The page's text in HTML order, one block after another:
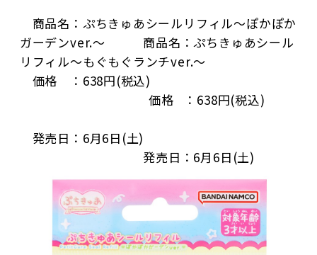
商品名：ぷちきゅあシールリフィル～ぽかぽか
ガーデンver.～　　　商品名：ぷちきゅあシール
リフィル～もぐもぐランチver.～
価格　：638円(税込)
価格   ：638円(税込)
発売日：6月6日(土)
発売日：6月6日(土)